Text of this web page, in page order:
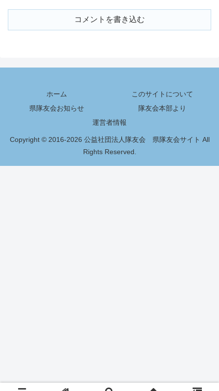
コメントを書き込む
ホーム
このサイトについて
県隊友会お知らせ
隊友会本部より
運営者情報
Copyright © 2016-2026 公益社団法人隊友会 県隊友会サイト All
Rights Reserved.